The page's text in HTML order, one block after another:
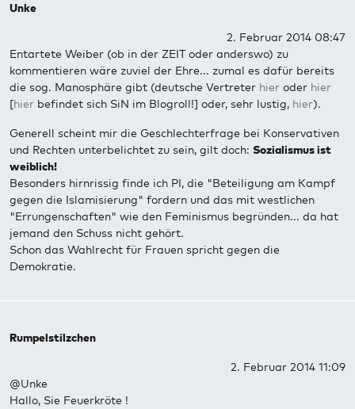
Unke
2. Februar 2014 08:47
Entartete Weiber (ob in der ZEIT oder anderswo) zu
kommentieren wäre zuviel der Ehre... zumal es dafür bereits
die sog. Manosphäre gibt (deutsche Vertreter hier oder hier
[hier befindet sich SiN im Blogroll!] oder, sehr lustig, hier).
Generell scheint mir die Geschlechterfrage bei Konservativen
und Rechten unterbelichtet zu sein, gilt doch: Sozialismus ist
weiblich!
Besonders hirnrissig finde ich PI, die "Beteiligung am Kampf
gegen die Islamisierung" fordern und das mit westlichen
"Errungenschaften" wie den Feminismus begründen... da hat
jemand den Schuss nicht gehört.
Schon das Wahlrecht für Frauen spricht gegen die
Demokratie.
Rumpelstilzchen
2. Februar 2014 11:09
@Unke
Hallo, Sie Feuerkröte !